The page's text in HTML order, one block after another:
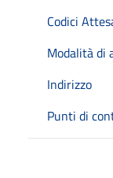
Codici
Modalità di
Indirizzo
Punti di